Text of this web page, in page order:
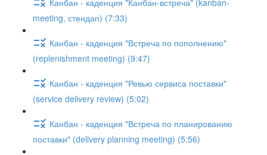
meeting, стендап) (7:33)
Канбан - каденция "Встреча по пополнению"
(replenishment meeting) (9:47)
Канбан - каденция "Ревью сервиса поставки"
(service delivery review) (5:02)
Канбан - каденция "Встреча по планированию
поставки" (delivery planning meeting) (5:56)